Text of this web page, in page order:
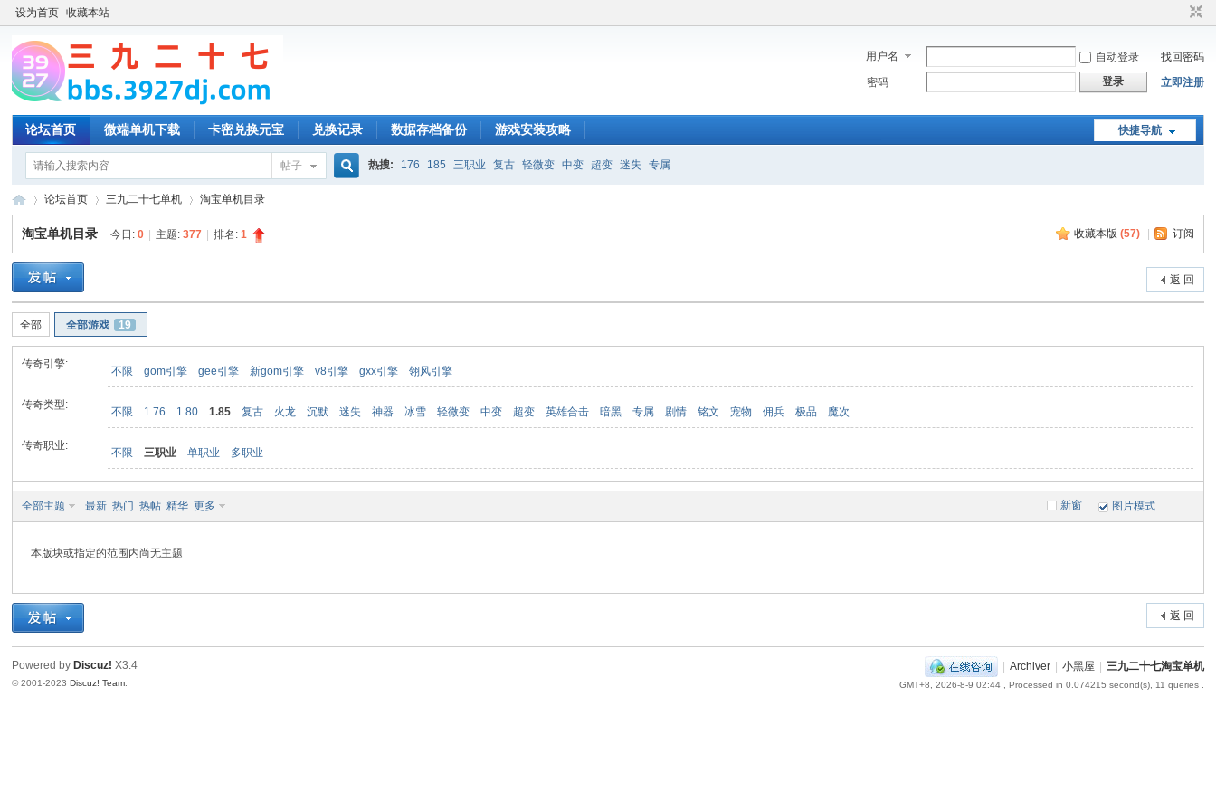
设为首页 收藏本站
用户名 自动登录
找回密码
密码
登录 立即注册
快捷导航
论坛首页 微端单机下载 卡密兑换元宝 兑换记录 数据存档备份 游戏安装攻略
帖子 热搜: 176 185 三职业 复古 轻微变 中变 超变 迷失 专属
»
论坛首页 三九二十七单机 淘宝单机目录
收藏本版 (57) 订阅
淘宝单机目录 今日:0 主题:377 排名:1
返 回
全部 全部游戏 19
传奇引擎:
不限 gom引擎 gee引擎 新gom引擎 v8引擎 gxx引擎 翎风引擎
传奇类型:
不限 1.76 1.80 1.85 复古 火龙 沉默 迷失 神器 冰雪 轻微变 中变 超变 英雄合击 暗黑 专属 剧情 铭文 宠物 佣兵 极品 魔次
传奇职业:
不限 三职业 单职业 多职业
新窗
全部主题 最新 热门 热帖 精华 更多 图片模式
本版块或指定的范围内尚无主题
返 回
| Archiver | 小黑屋 | 三九二十七淘宝单机
GMT+8, 2026-8-9 02:44, Processed in 0.074215 second(s), 11 queries .
Powered by Discuz! X3.4
© 2001-2023Discuz! Team